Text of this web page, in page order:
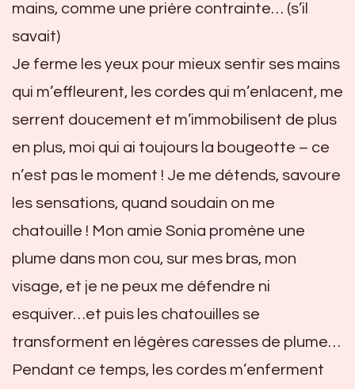
mains, comme une prière contrainte… (s’il
savait)
Je ferme les yeux pour mieux sentir ses mains
qui m’effleurent, les cordes qui m’enlacent, me
serrent doucement et m’immobilisent de plus
en plus, moi qui ai toujours la bougeotte – ce
n’est pas le moment ! Je me détends, savoure
les sensations, quand soudain on me
chatouille ! Mon amie Sonia promène une
plume dans mon cou, sur mes bras, mon
visage, et je ne peux me défendre ni
esquiver…et puis les chatouilles se
transforment en légères caresses de plume…
Pendant ce temps, les cordes m’enferment